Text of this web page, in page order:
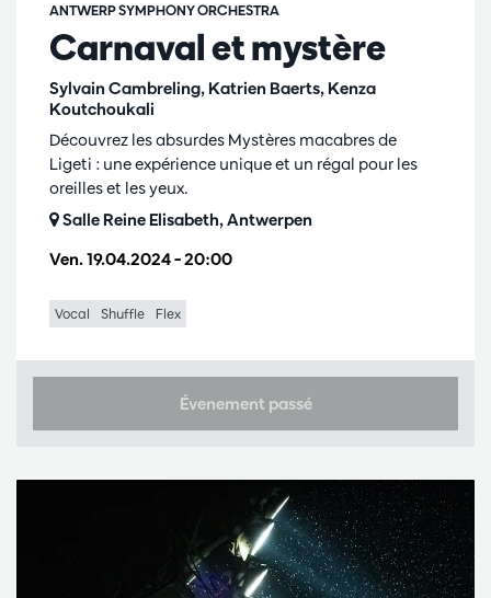
Carnaval et mystère
Sylvain Cambreling, Katrien Baerts, Kenza
Koutchoukali
ANTWERP SYMPHONY ORCHESTRA
Ven. 19.04.2024– 20:00
Découvrez les absurdes Mystères macabres de
Ligeti : une expérience unique et un régal pour les
oreilles et les yeux.
Salle Reine Elisabeth, Antwerpen
Vocal Shuffle Flex
Évenement passé